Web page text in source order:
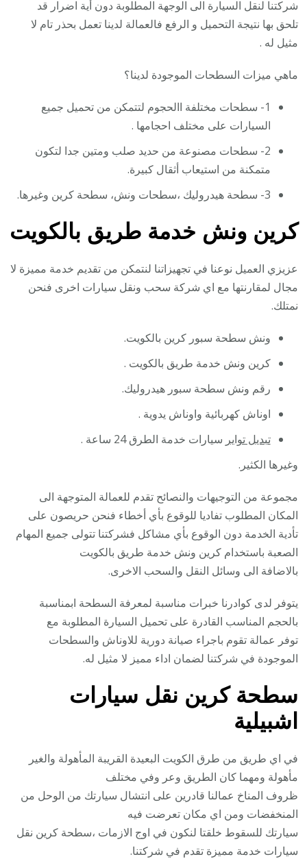
شركتنا لنقل السيارة الى الوجهة المطلوبة دون أية اضرار قد
تلحق بها نتيجة التحميل و الرفع فالعمالة لدينا تعمل بحذر تام لا
مثيل له .
ماهي ميزات السطحات الموجودة لدينا؟
1- سطحات مختلفة االحجوم لتتمكن من تحميل جميع
السيارات على مختلف احجامها .
2- سطحات مصنوعة من حديد صلب ومتين جدا لتكون
متمكنة من استيعاب أثقال كبيرة.
3- سطحة هيدروليك ،سطحات ونش، سطحة كرين وغيرها.
كرين ونش خدمة طريق بالكويت
عزيزي العميل نوعنا في تجهيزاتنا لنتمكن من تقديم خدمة مميزة لا
مجال لمقارنتها مع اي شركة سحب ونقل سيارات اخرى فنحن
نمتلك.
ونش سطحة سبور كرين بالكويت.
كرين ونش خدمة طريق بالكويت .
رقم ونش سطحة سبور هيدروليك.
اوناش كهربائية واوناش يدوية .
تبديل تواير سيارات خدمة الطرق 24 ساعة .
وغيرها الكثير.
مجموعة من التوجيهات والنصائح تقدم للعمالة المتوجهة الى
المكان المطلوب تفاديا للوقوع بأي أخطاء فنحن حريصون على
تأدية الخدمة دون الوقوع بأي مشاكل فشركتنا تتولى جميع المهام
الصعبة باستخدام كرين ونش خدمة طريق بالكويت
بالاضافة الى وسائل النقل والسحب الاخرى.
يتوفر لدى كوادرنا خبرات مناسبة لمعرفة السطحة ابمناسبة
بالحجم المناسب القادرة على تحميل السيارة المطلوبة مع
توفر عمالة تقوم باجراء صيانة دورية للاوناش والسطحات
الموجودة في شركتنا لضمان اداء مميز لا مثيل له.
سطحة كرين نقل سيارات
اشبيلية
في اي طريق من طرق الكويت البعيدة القريبة المأهولة والغير
مأهولة ومهما كان الطريق وعر وفي مختلف
ظروف المناخ عمالنا قادرين على انتشال سيارتك من الوحل من
المنخفضات ومن اي مكان تعرضت فيه
سيارتك للسقوط خلقتا لنكون في اوج الازمات ،سطحة كرين نقل
سيارات خدمة مميزة تقدم في شركتنا.